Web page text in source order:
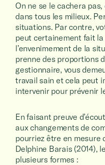
On ne se le cachera
dans tous les milieux.
situations. Par contre,
peut certainement fait
l’envenimement de la
prenne des proportions
gestionnaire, vous
travail sain et cela peut
intervenir pour prévenir
En faisant preuve
aux changements de
pourriez être en mesure
Delphine Barais (2014),
plusieurs formes :